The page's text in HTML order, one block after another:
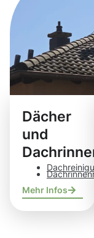
Dächer
und
Mehr Infos